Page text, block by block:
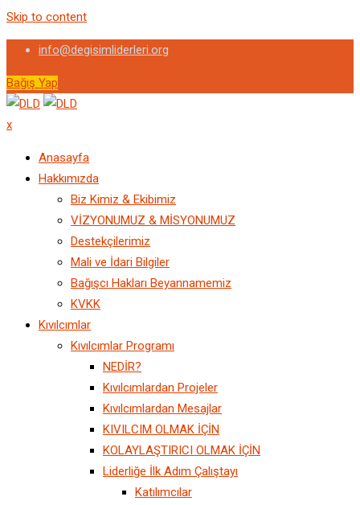
Skip to content
info@degisimliderleri.org
Bağış Yap
x
Anasayfa
Hakkımızda
Biz Kimiz & Ekibimiz
VİZYONUMUZ & MİSYONUMUZ
Destekçilerimiz
Mali ve İdari Bilgiler
Bağışcı Hakları Beyannamemiz
KVKK
Kıvılcımlar
Kıvılcımlar Programı
NEDİR?
Kıvılcımlardan Projeler
Kıvılcımlardan Mesajlar
KIVILCIM OLMAK İÇİN
KOLAYLAŞTIRICI OLMAK İÇİN
Liderliğe İlk Adım Çalıştayı
Katılımcılar